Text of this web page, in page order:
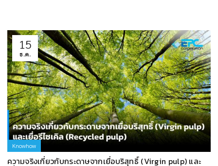
15
ธ.ค.
Knowhow
ความจริงเกี่ยวกับกระดาษจากเยื่อบริสุทธิ์ (Virgin pulp) และ